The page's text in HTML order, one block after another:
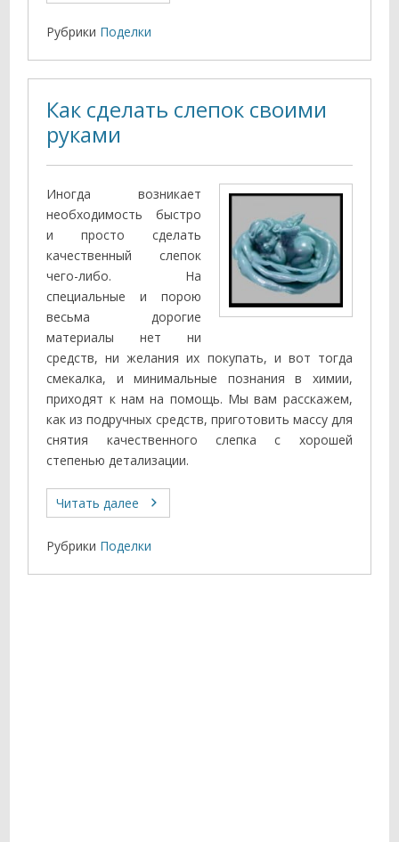
Рубрики Поделки
Как сделать слепок своими
руками
Иногда возникает
необходимость быстро
и просто сделать
качественный слепок
чего-либо. На
специальные и порою
весьма дорогие
материалы нет ни
средств, ни желания их покупать, и вот тогда
смекалка, и минимальные познания в химии,
приходят к нам на помощь. Мы вам расскажем,
как из подручных средств, приготовить массу для
снятия качественного слепка с хорошей
степенью детализации.
Читать далее
Рубрики Поделки